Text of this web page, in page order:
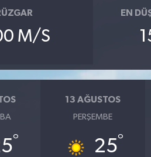
M/S
EN
°
13 AĞUSTOS
PERŞEMBE
25°